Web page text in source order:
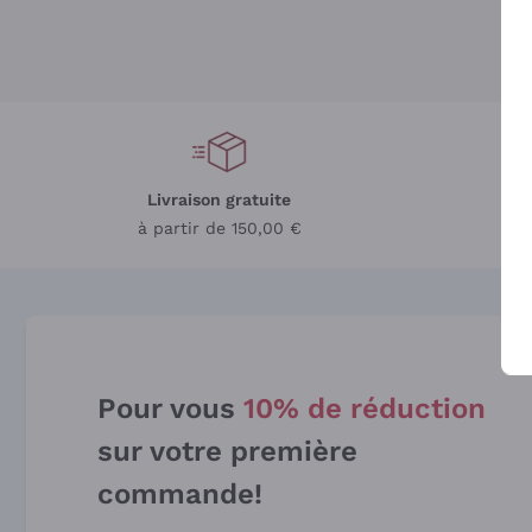
Livraison gratuite
à partir de 150,00 €
Pour vous 10% de réduction
sur votre première
commande!